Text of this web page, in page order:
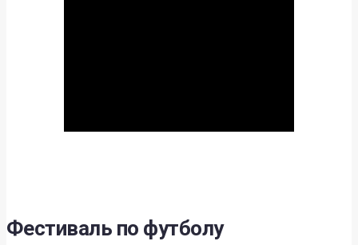
Фестиваль по футболу